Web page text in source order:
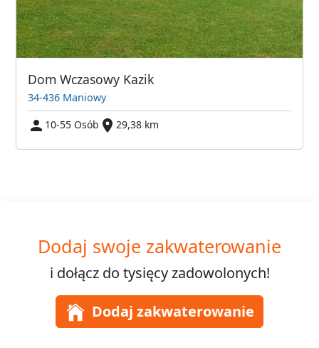
Dom Wczasowy Kazik
34-436 Maniowy
10-55 Osób
29,38 km
Dodaj swoje zakwaterowanie
i dołącz do tysięcyzadowolonych!
Dodaj zakwaterowanie